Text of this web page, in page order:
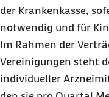
der Krankenkasse,
notwendig und für
Im Rahmen der
Vereinigungen steht
individueller